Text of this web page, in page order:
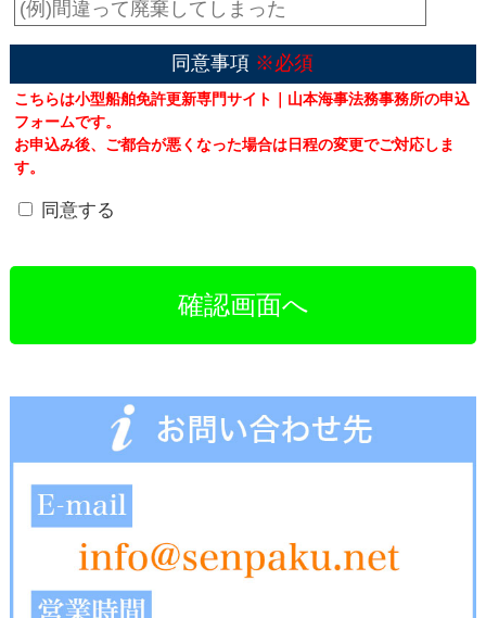
同意事項 ※必須
こちらは小型船舶免許更新専門サイト｜山本海事法務事務所の申込
フォームです。
お申込み後、ご都合が悪くなった場合は日程の変更でご対応しま
す。
同意する